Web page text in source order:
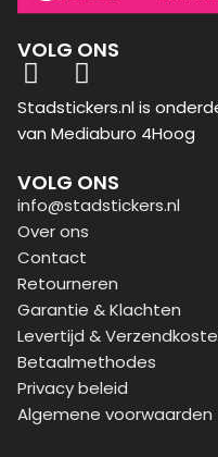
VOLG ONS
Stadstickers.nl is
van Mediaburo 4Hoog
VOLG ONS
info@stadstickers.nl
Over ons
Contact
Retourneren
Garantie & Klachten
Levertijd &
Betaalmethodes
Privacy beleid
Algemene voorwaarden